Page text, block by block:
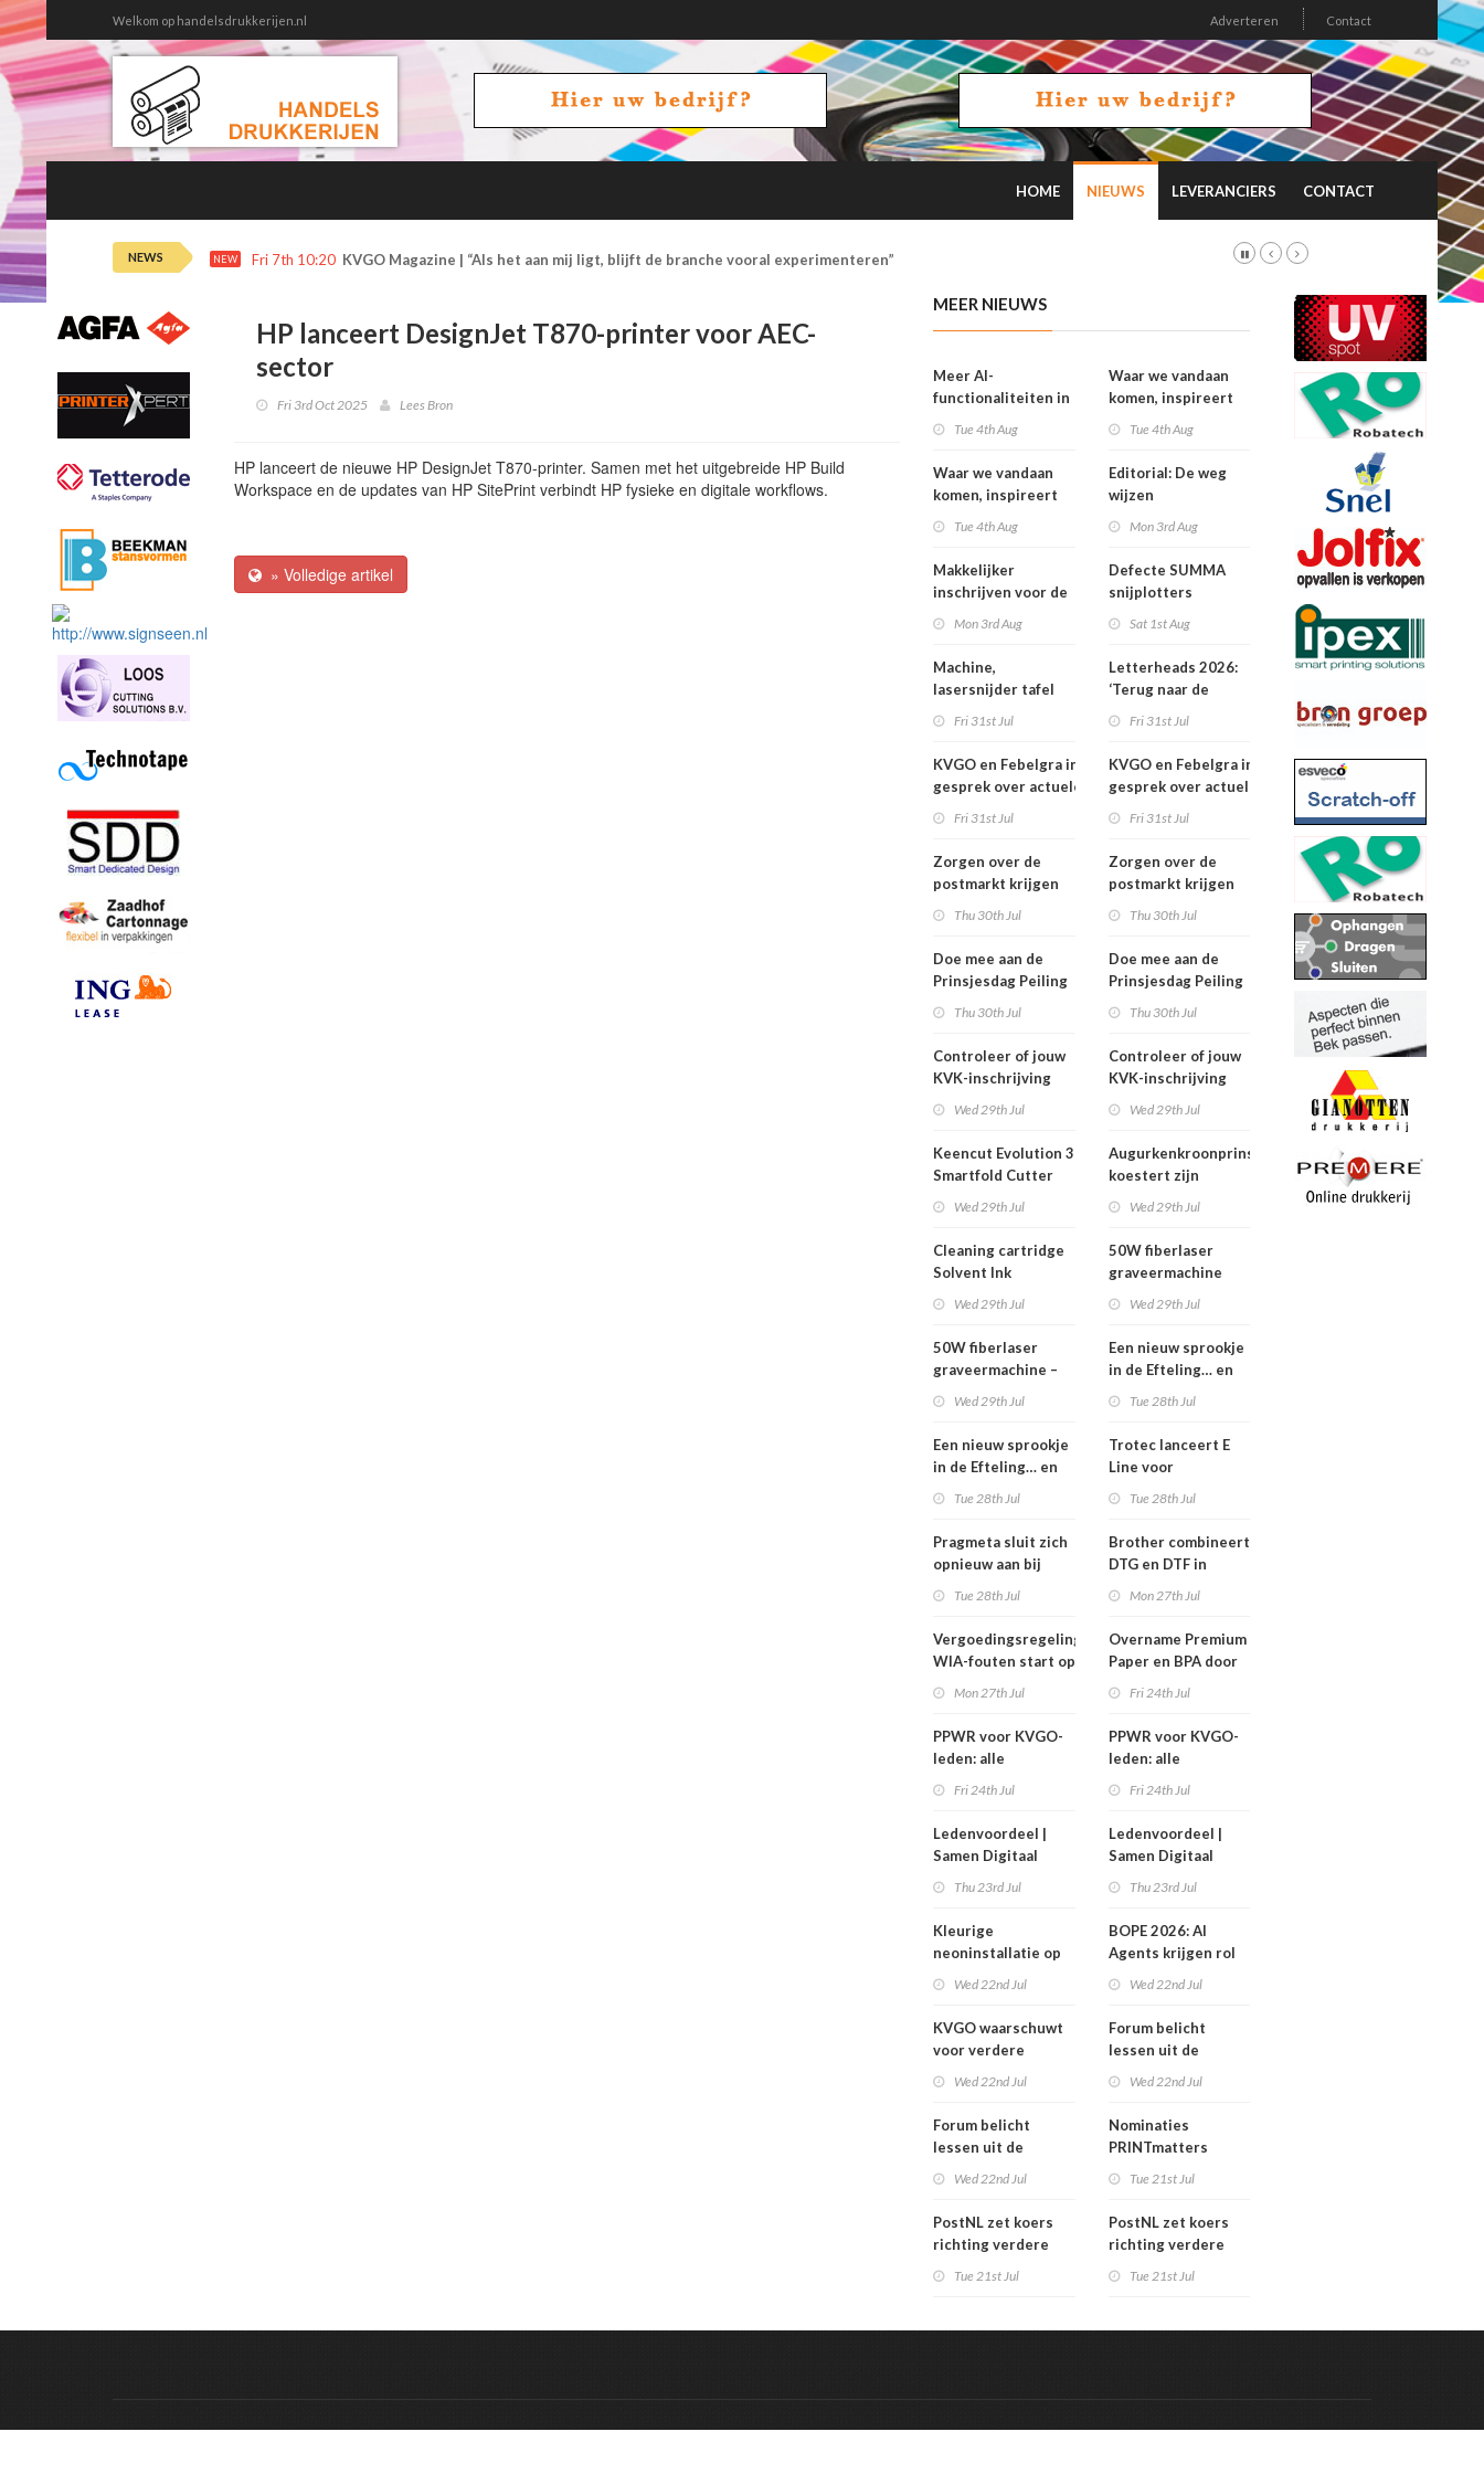
Welkom op handelsdrukkerijen.nl Adverteren Contact
HOME NIEUWS LEVERANCIERS CONTACT
NEWS NEW Fri 7th 10:20 KVGO Magazine | “Als het aan mij ligt, blijft de branche vooral experimenteren”
HP lanceert DesignJet T870-printer voor AEC-
sector
Fri 3rd Oct 2025 Lees Bron
HP lanceert de nieuwe HP DesignJet T870-printer. Samen met het uitgebreide HP Build
Workspace en de updates van HP SitePrint verbindt HP fysieke en digitale workflows.
» Volledige artikel
MEER NIEUWS
Meer AI-
functionaliteiten in
Tue 4th Aug
Waar we vandaan
komen, inspireert
Tue 4th Aug
Makkelijker
inschrijven voor de
Mon 3rd Aug
Machine,
lasersnijder tafel
Fri 31st Jul
KVGO en Febelgra in
gesprek over actuele
Fri 31st Jul
Zorgen over de
postmarkt krijgen
Thu 30th Jul
Doe mee aan de
Prinsjesdag Peiling
Thu 30th Jul
Controleer of jouw
KVK-inschrijving
Wed 29th Jul
Keencut Evolution 3
Smartfold Cutter
Wed 29th Jul
Cleaning cartridge
Solvent Ink
Wed 29th Jul
50W fiberlaser
graveermachine –
Wed 29th Jul
Een nieuw sprookje
in de Efteling… en
Tue 28th Jul
Pragmeta sluit zich
opnieuw aan bij
Tue 28th Jul
Vergoedingsregeling
WIA-fouten start op
Mon 27th Jul
PPWR voor KVGO-
leden: alle
webinar
overzichtelijk op
Fri 24th Jul
Ledenvoordeel |
Samen Digitaal
Thu 23rd Jul
Kleurige
neoninstallatie op
Wed 22nd Jul
KVGO waarschuwt
voor verdere
Wed 22nd Jul
Forum belicht
lessen uit de
carrièreswitches
Wed 22nd Jul
PostNL zet koers
richting verdere
betalen de rekening
Tue 21st Jul
Waar we vandaan
komen, inspireert
Tue 4th Aug
Editorial: De weg
wijzen
Mon 3rd Aug
Defecte SUMMA
snijplotters
Sat 1st Aug
Letterheads 2026:
‘Terug naar de
Fri 31st Jul
KVGO en Febelgra in
gesprek over actuele
Fri 31st Jul
Zorgen over de
postmarkt krijgen
Thu 30th Jul
Doe mee aan de
Prinsjesdag Peiling
Thu 30th Jul
Controleer of jouw
KVK-inschrijving
Wed 29th Jul
Augurkenkroonprins
koestert zijn
Wed 29th Jul
50W fiberlaser
graveermachine
Wed 29th Jul
Een nieuw sprookje
in de Efteling… en
Tue 28th Jul
Trotec lanceert E
Line voor
sign en display
Tue 28th Jul
Brother combineert
DTG en DTF in
Mon 27th Jul
Overname Premium
Paper en BPA door
Fri 24th Jul
PPWR voor KVGO-
leden: alle
webinar
overzichtelijk op
Fri 24th Jul
Ledenvoordeel |
Samen Digitaal
Thu 23rd Jul
BOPE 2026: AI
Agents krijgen rol
Wed 22nd Jul
Forum belicht
lessen uit de
carrièreswitches
Wed 22nd Jul
Nominaties
PRINTmatters
Tue 21st Jul
PostNL zet koers
richting verdere
betalen de rekening
Tue 21st Jul